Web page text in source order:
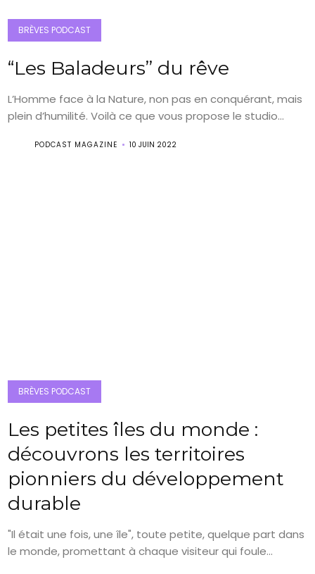
BRÈVES PODCAST
“Les Baladeurs” du rêve
L’Homme face à la Nature, non pas en conquérant, mais
plein d’humilité. Voilà ce que vous propose le studio...
PODCAST MAGAZINE 10 JUIN 2022
BRÈVES PODCAST
Les petites îles du monde :
découvrons les territoires
pionniers du développement
durable
"Il était une fois, une île", toute petite, quelque part dans
le monde, promettant à chaque visiteur qui foule...